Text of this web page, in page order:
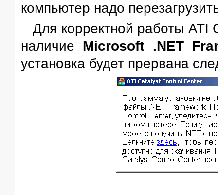
компьютер надо
Для корректной работы ATI
наличие Microsoft .NET
установка будет прервана